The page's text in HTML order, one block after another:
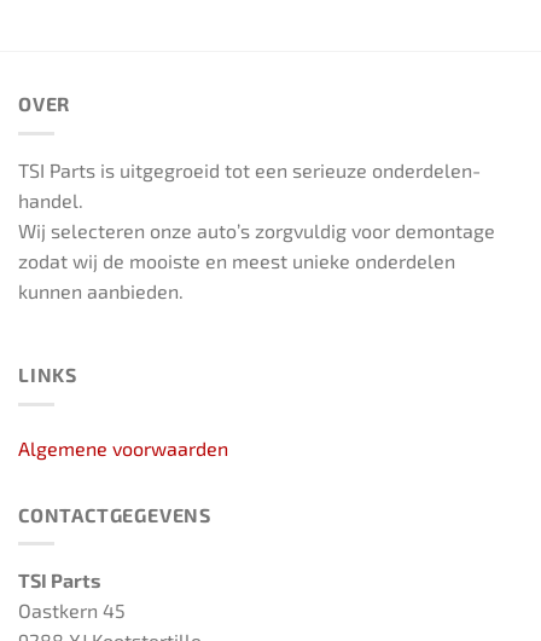
OVER
TSI Parts is uitgegroeid tot een serieuze onderdelen-
handel.
Wij selecteren onze auto’s zorgvuldig voor demontage
zodat wij de mooiste en meest unieke onderdelen
kunnen aanbieden.
LINKS
Algemene voorwaarden
CONTACTGEGEVENS
TSI Parts
Oastkern 45